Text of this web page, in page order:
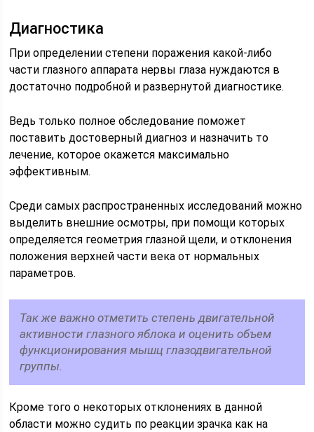
Диагностика
При определении степени поражения какой-либо
части глазного аппарата нервы глаза нуждаются в
достаточно подробной и развернутой диагностике.
Ведь только полное обследование поможет
поставить достоверный диагноз и назначить то
лечение, которое окажется максимально
эффективным.
Среди самых распространенных исследований можно
выделить внешние осмотры, при помощи которых
определяется геометрия глазной щели, и отклонения
положения верхней части века от нормальных
параметров.
Так же важно отметить степень двигательной
активности глазного яблока и оценить объем
функционирования мышц глазодвигательной
группы.
Кроме того о некоторых отклонениях в данной
области можно судить по реакции зрачка как на